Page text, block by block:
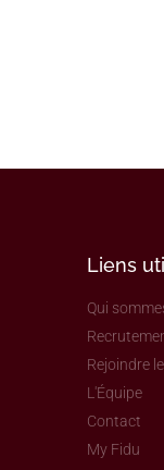
Liens
Qui
Rejoindre
L'Équipe
Contact
My Fidu